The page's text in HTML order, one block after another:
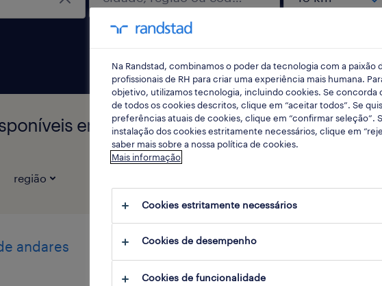
em Limpeza
região
andares
auxiliar de limpeza
viana do castelo, viana do
Na Randstad, combinamos o poder da tecnologia com a paixão
profissionais de RH para criar uma experiência mais humana.
objetivo, utilizamos tecnologia, incluindo cookies. Se concorda
de todos os cookies descritos, clique em “aceitar todos”. Se
preferências atuais de cookies, clique em “confirmar seleção”.
instalação dos cookies estritamente necessários, clique em
saber mais sobre a nossa política de cookies.
Mais informação
Cookies estritamente necessários
Cookies de desempenho
Cookies de funcionalidade